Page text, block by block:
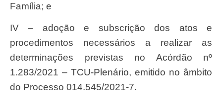
Família; e
IV – adoção e subscrição dos atos e
procedimentos necessários a realizar as
determinações previstas no Acórdão nº
1.283/2021 – TCU-Plenário, emitido no âmbito
do Processo 014.545/2021-7.